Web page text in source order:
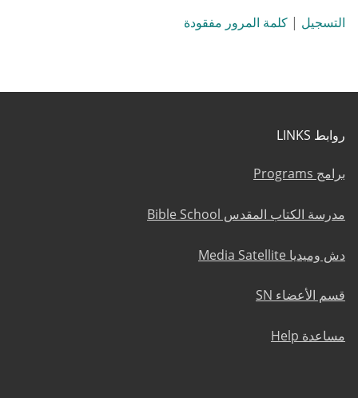
التسجيل | كلمة المرور مفقودة
روابط LINKS
برامج Programs
مدرسة الكتاب المقدس Bible School
دش وميديا Media Satellite
قسم الأعضاء SN
مساعدة Help